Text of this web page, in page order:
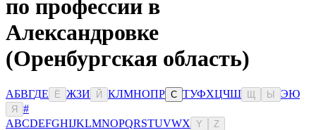
по профессии в
Александровке
(Оренбургская область)
АБВГДЕ Ё ЖЗИ Й КЛМНОПР С ТУФХЦЧШ Ы ЭЮ
Я
#
ABCDEFGHIJKLMNOPQRSTUVWX Y Z